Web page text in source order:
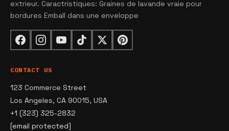
extrieur. Caractristiques: Graines de lavande vraie pour
bordures Emball dans une enveloppe
CONTACT US
123 Commerce Street
Los Angeles, CA 90015, USA
+1 (323) 325-2832
[email protected]